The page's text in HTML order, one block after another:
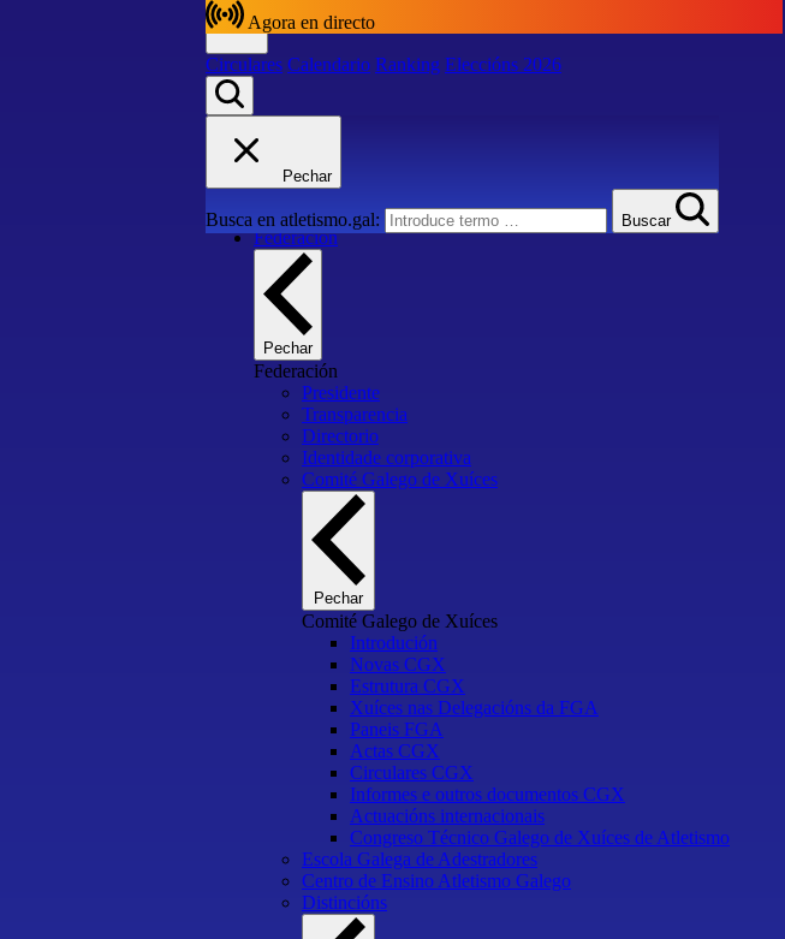
Circulares Calendario Ranking Eleccións 2026
Pechar
Busca en atletismo.gal: Buscar
Calendario
Inicio
Federación
Pechar
Federación
Presidente
Transparencia
Directorio
Identidade corporativa
Comité Galego de Xuíces
Pechar
Comité Galego de Xuíces
Introdución
Novas CGX
Estrutura CGX
Xuíces nas Delegacións da FGA
Paneis FGA
Actas CGX
Circulares CGX
Informes e outros documentos CGX
Actuacións internacionais
Congreso Técnico Galego de Xuíces de Atletismo
Escola Galega de Adestradores
Centro de Ensino Atletismo Galego
Distincións
Agora en directo